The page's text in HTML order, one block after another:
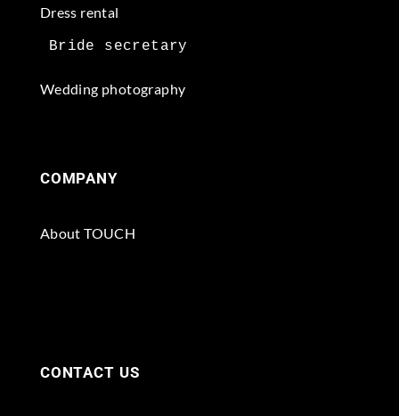
Dress rental
Wedding photography
COMPANY
About TOUCH
CONTACT US